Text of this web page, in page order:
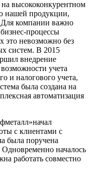
высококонкурентном
нашей продукции,
компании важно
процессы
это невозможно без
систем. В 2015
внедрение
учета
и налогового учета,
была создана на
автоматизация
с клиентами с
была поручена
началось
работать совместно